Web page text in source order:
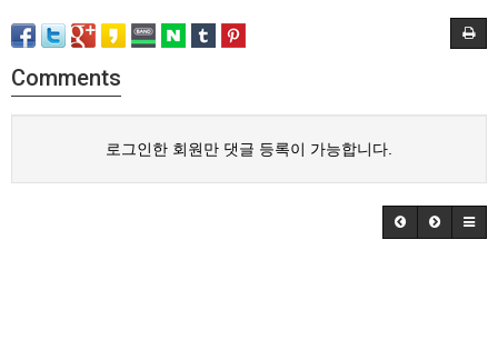
Comments
로그인한 회원만 댓글 등록이 가능합니다.